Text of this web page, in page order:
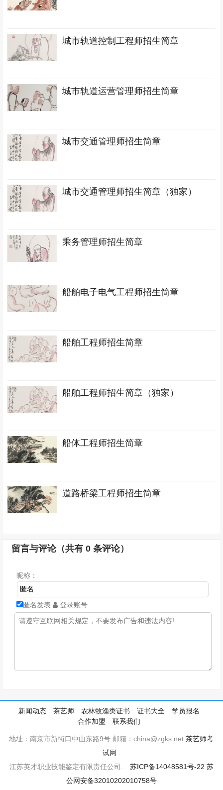
城市轨道控制工程师招生简章
城市轨道运营管理师招生简章
城市交通管理师招生简章
城市交通管理师招生简章（独家）
乘务管理师招生简章
船舶电子电气工程师招生简章
船舶工程师招生简章
船舶工程师招生简章（独家）
船体工程师招生简章
道路桥梁工程师招生简章
留言与评论（共有0 条评论）
昵称：
匿名发表 登录账号
新闻动态 茶艺师 农林牧渔类证书 证书大全
学员报名
合作加盟
联系我们
地址：南京市新街口中山东路9号 邮箱：china@zgks.net茶艺师考
试网
江苏英才职业技能鉴定有限责任公司. 苏ICP备14048581号-22 苏
公网安备32010202010758号